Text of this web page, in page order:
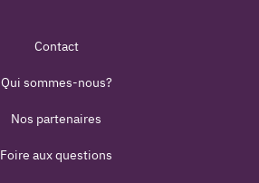
Contact
Qui sommes-nous?
Nos partenaires
Foire aux questions